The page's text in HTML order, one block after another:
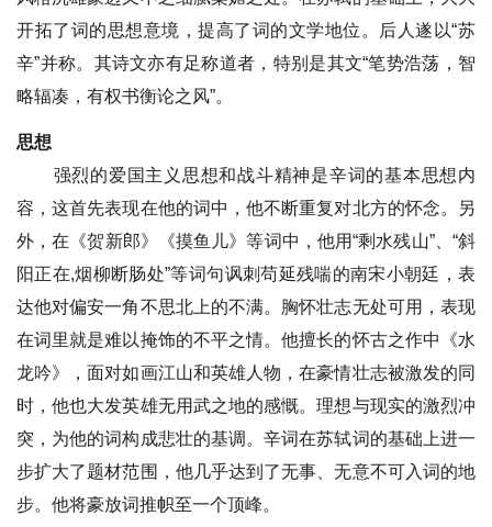
开拓了词的思想意境，提高了词的文学地位。后人遂以“苏
辛”并称。其诗文亦有足称道者，特别是其文“笔势浩荡，智
略辐凑，有权书衡论之风”。
思想
强烈的爱国主义思想和战斗精神是辛词的基本思想内
容，这首先表现在他的词中，他不断重复对北方的怀念。另
外，在《贺新郎》《摸鱼儿》等词中，他用“剩水残山”、“斜
阳正在,烟柳断肠处”等词句讽刺苟延残喘的南宋小朝廷，表
达他对偏安一角不思北上的不满。胸怀壮志无处可用，表现
在词里就是难以掩饰的不平之情。他擅长的怀古之作中《水
龙吟》，面对如画江山和英雄人物，在豪情壮志被激发的同
时，他也大发英雄无用武之地的感慨。理想与现实的激烈冲
突，为他的词构成悲壮的基调。辛词在苏轼词的基础上进一
步扩大了题材范围，他几乎达到了无事、无意不可入词的地
步。他将豪放词推帜至一个顶峰。